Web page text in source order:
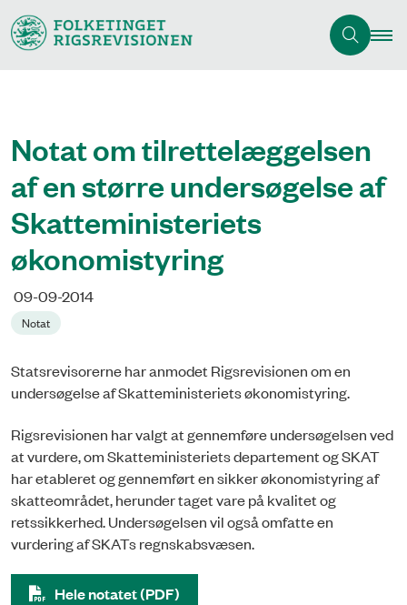
Notat om tilrettelæggelsen
af en større undersøgelse af
Skatteministeriets
økonomistyring
09-09-2014
Notat
Statsrevisorerne har anmodet Rigsrevisionen om en
undersøgelse af Skatteministeriets økonomistyring.
Rigsrevisionen har valgt at gennemføre undersøgelsen ved
at vurdere, om Skatteministeriets departement og SKAT
har etableret og gennemført en sikker økonomistyring af
skatteområdet, herunder taget vare på kvalitet og
retssikkerhed. Undersøgelsen vil også omfatte en
vurdering af SKATs regnskabsvæsen.
Hele notatet (PDF)